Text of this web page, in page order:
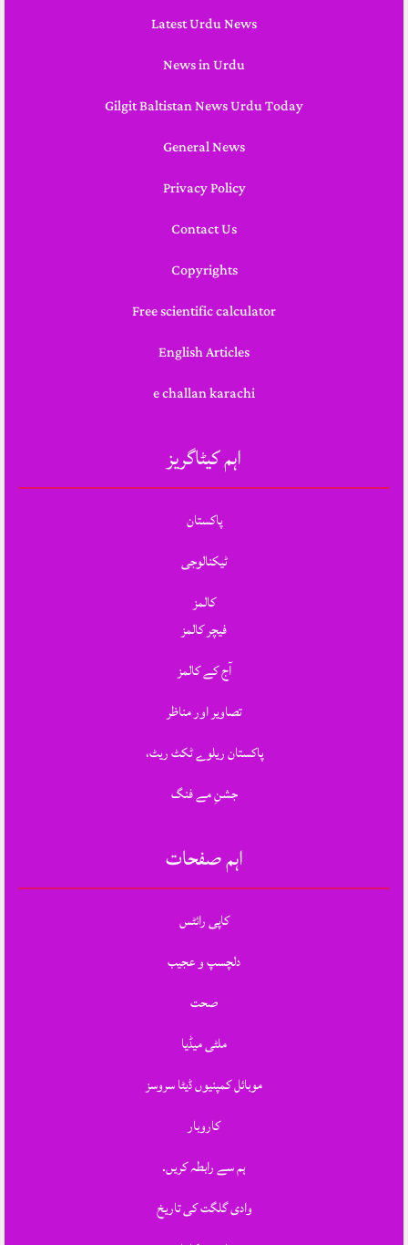
Latest Urdu News
News in Urdu
Gilgit Baltistan News Urdu Today
General News
Privacy Policy
Contact Us
Copyrights
Free scientific calculator
English Articles
e challan karachi
اہم کیٹاگریز
پاکستان
ٹیکنالوجی
کالمز
فیچر کالمز
آج کے کالمز
تصاویر اور مناظر
پاکستان ریلوے ٹکٹ ریٹ،
جشنِ مے فنگ
اہم صفحات
کاپی رائٹس
دلچسپ و عجیب
صحت
ملٹی میڈیا
موبائل کمپنیوں ڈیٹا سروسز
کاروبار
ہم سے رابطہ کریں.
وادی گلگت کی تاریخ